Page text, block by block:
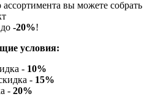
вы можете собрать
-20%!
условия:
- 10%
- 15%
- 20%